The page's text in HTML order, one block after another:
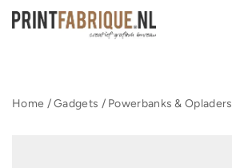
naar
Home /Gadgets / Powerbanks & Opladers